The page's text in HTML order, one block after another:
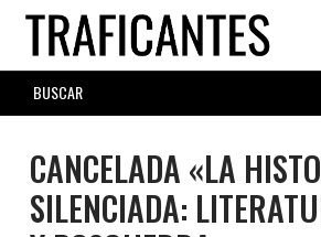
Skip
main
content
SEARCH
FORM
CANCELADA «LA
SILENCIADA: